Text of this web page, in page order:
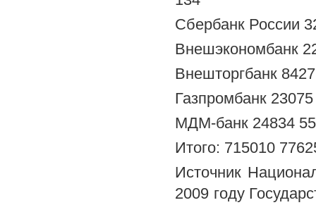
Сбербанк России
Внешэкономбанк
Внешторгбанк
Газпромбанк
МДМ-банк 24834
Итого: 715010
Источник
2009 году